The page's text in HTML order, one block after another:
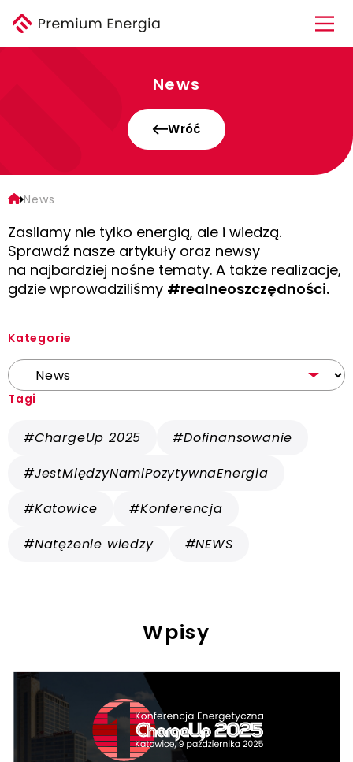
News
Wróć
News
Zasilamy nie tylko energią, ale i wiedzą.
Sprawdź nasze artykuły oraz newsy
na najbardziej nośne tematy. A także realizacje,
gdzie wprowadziliśmy #realneoszczędności.
Kategorie
Tagi
#ChargeUp 2025
#Dofinansowanie
#JestMiędzyNamiPozytywnaEnergia
#Katowice
#Konferencja
#Natężenie wiedzy
#NEWS
Wpisy